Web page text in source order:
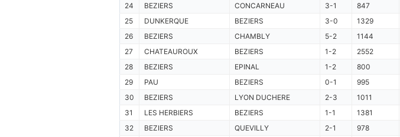
24
BEZIERS CONCARNEAU 3-1
847
25
DUNKERQUE BEZIERS 3-0
1329
26
BEZIERS CHAMBLY 5-2
1144
27
CHATEAUROUX BEZIERS 1-2
2552
28
BEZIERS EPINAL 1-2
800
29
PAU BEZIERS 0-1
995
30
BEZIERS LYON DUCHERE 2-3
1011
31
LES HERBIERS BEZIERS 1-1
1381
32
BEZIERS QUEVILLY 2-1 978